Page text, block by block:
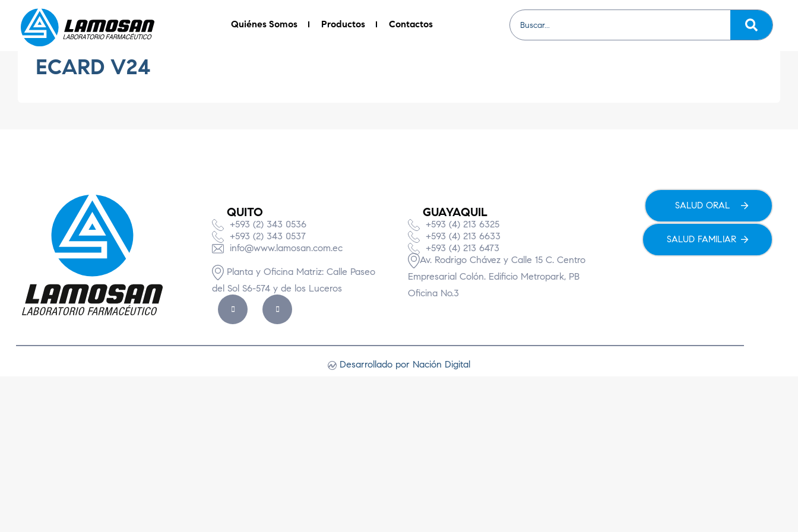
Quiénes Somos Productos Contactos
ECARD V24
QUITO
+593 (2) 343 0536
+593 (2) 343 0537
info@www.lamosan.com.ec
Planta y Oficina Matriz: Calle Paseo
del Sol S6-574 y de los Luceros
GUAYAQUIL
+593 (4) 213 6325
+593 (4) 213 6633
+593 (4) 213 6473
Av. Rodrigo Chávez y Calle 15 C. Centro
Empresarial Colón. Edificio Metropark, PB
Oficina No.3
SALUD ORAL
SALUD FAMILIAR
Desarrollado por Nación Digital